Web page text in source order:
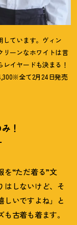
しています。ヴィン
リーンなホワイトは言
イヤードも決まる ！
全て2月24日発売
！
を“ただ着る”文
はしないけど、そ
しいですよね」と
古着も着ます。